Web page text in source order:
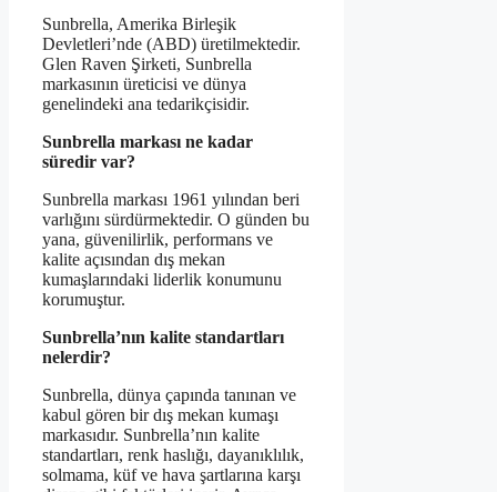
Sunbrella, Amerika Birleşik
Devletleri’nde (ABD) üretilmektedir.
Glen Raven Şirketi, Sunbrella
markasının üreticisi ve dünya
genelindeki ana tedarikçisidir.
Sunbrella markası ne kadar
süredir var?
Sunbrella markası 1961 yılından beri
varlığını sürdürmektedir. O günden bu
yana, güvenilirlik, performans ve
kalite açısından dış mekan
kumaşlarındaki liderlik konumunu
korumuştur.
Sunbrella’nın kalite standartları
nelerdir?
Sunbrella, dünya çapında tanınan ve
kabul gören bir dış mekan kumaşı
markasıdır. Sunbrella’nın kalite
standartları, renk haslığı, dayanıklılık,
solmama, küf ve hava şartlarına karşı